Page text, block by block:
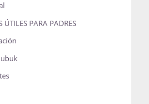
ÚTILES PARA PADRES